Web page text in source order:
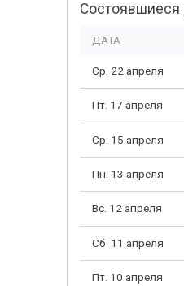
Состоявшиеся
ДАТА
Ср. 22 апреля
Пт. 17 апреля
Ср. 15 апреля
Пн. 13 апреля
Вс. 12 апреля
Сб. 11 апреля
Пт. 10 апреля